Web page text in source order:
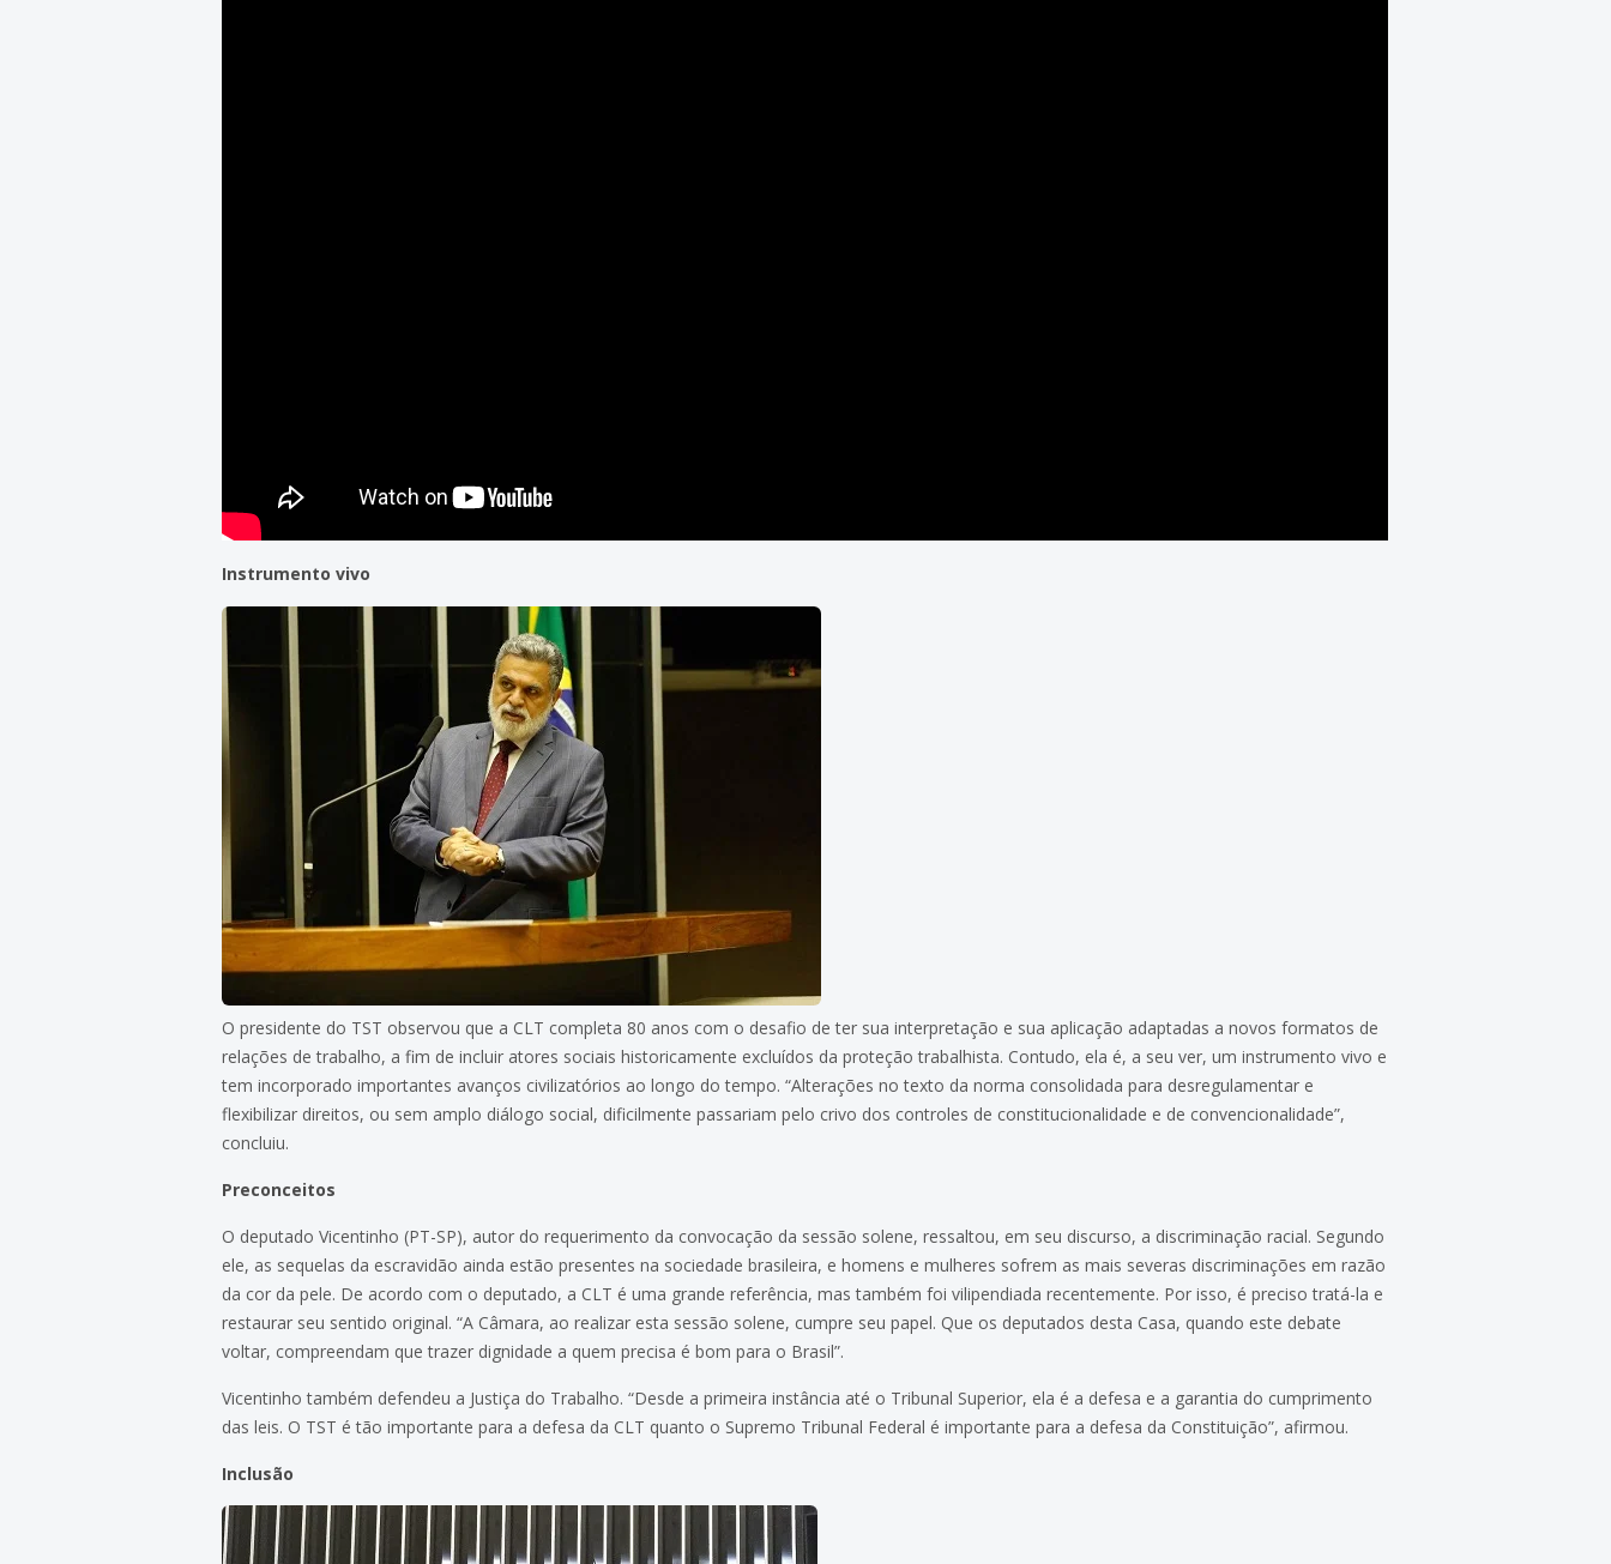
Instrumento vivo
O presidente do TST observou que a CLT completa 80 anos com o desafio de ter sua interpretação e sua aplicação adaptadas a novos formatos de
relações de trabalho, a fim de incluir atores sociais historicamente excluídos da proteção trabalhista. Contudo, ela é, a seu ver, um instrumento vivo e
tem incorporado importantes avanços civilizatórios ao longo do tempo. “Alterações no texto da norma consolidada para desregulamentar e
flexibilizar direitos, ou sem amplo diálogo social, dificilmente passariam pelo crivo dos controles de constitucionalidade e de convencionalidade”,
concluiu.
Preconceitos
O deputado Vicentinho (PT-SP), autor do requerimento da convocação da sessão solene, ressaltou, em seu discurso, a discriminação racial. Segundo
ele, as sequelas da escravidão ainda estão presentes na sociedade brasileira, e homens e mulheres sofrem as mais severas discriminações em razão
da cor da pele. De acordo com o deputado, a CLT é uma grande referência, mas também foi vilipendiada recentemente. Por isso, é preciso tratá-la e
restaurar seu sentido original. “A Câmara, ao realizar esta sessão solene, cumpre seu papel. Que os deputados desta Casa, quando este debate
voltar, compreendam que trazer dignidade a quem precisa é bom para o Brasil”.
Vicentinho também defendeu a Justiça do Trabalho. “Desde a primeira instância até o Tribunal Superior, ela é a defesa e a garantia do cumprimento
das leis. O TST é tão importante para a defesa da CLT quanto o Supremo Tribunal Federal é importante para a defesa da Constituição”, afirmou.
Inclusão